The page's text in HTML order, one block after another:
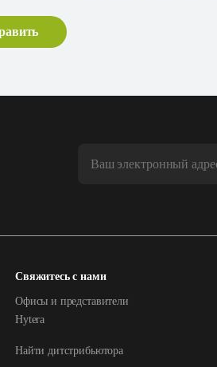
Свяжитесь с нами
Офисы и представители
Hytera
Найти дитстрибьютора